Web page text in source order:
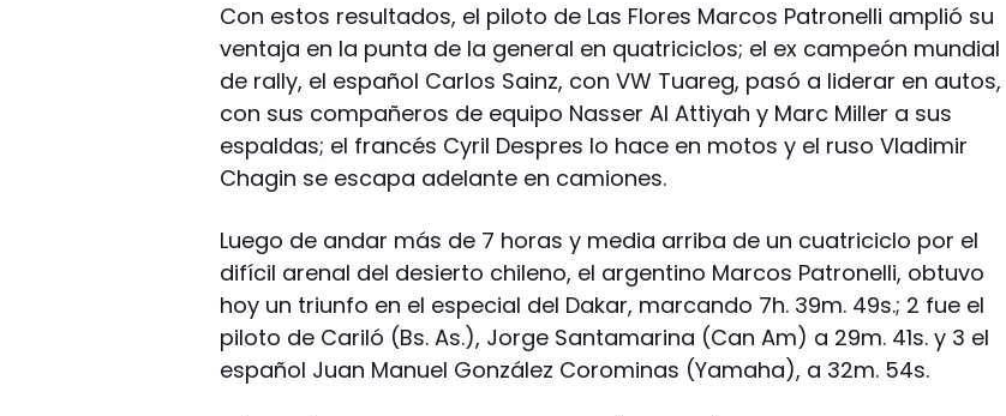
Con estos resultados, el piloto de Las Flores Marcos Patronelli amplió su
ventaja en la punta de la general en quatriciclos; el ex campeón mundial
de rally, el español Carlos Sainz, con VW Tuareg, pasó a liderar en autos,
con sus compañeros de equipo Nasser Al Attiyah y Marc Miller a sus
espaldas; el francés Cyril Despres lo hace en motos y el ruso Vladimir
Chagin se escapa adelante en camiones.
Luego de andar más de 7 horas y media arriba de un cuatriciclo por el
difícil arenal del desierto chileno, el argentino Marcos Patronelli, obtuvo
hoy un triunfo en el especial del Dakar, marcando 7h. 39m. 49s.; 2 fue el
piloto de Cariló (Bs. As.), Jorge Santamarina (Can Am) a 29m. 41s. y 3 el
español Juan Manuel González Corominas (Yamaha), a 32m. 54s.